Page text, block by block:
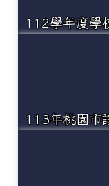
112學年度學
113年桃園市